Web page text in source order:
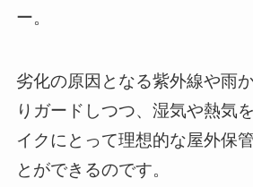
ー。
劣化の原因となる紫外線や雨
りガードしつつ、湿気や熱気
イクにとって理想的な屋外保
とができるのです。